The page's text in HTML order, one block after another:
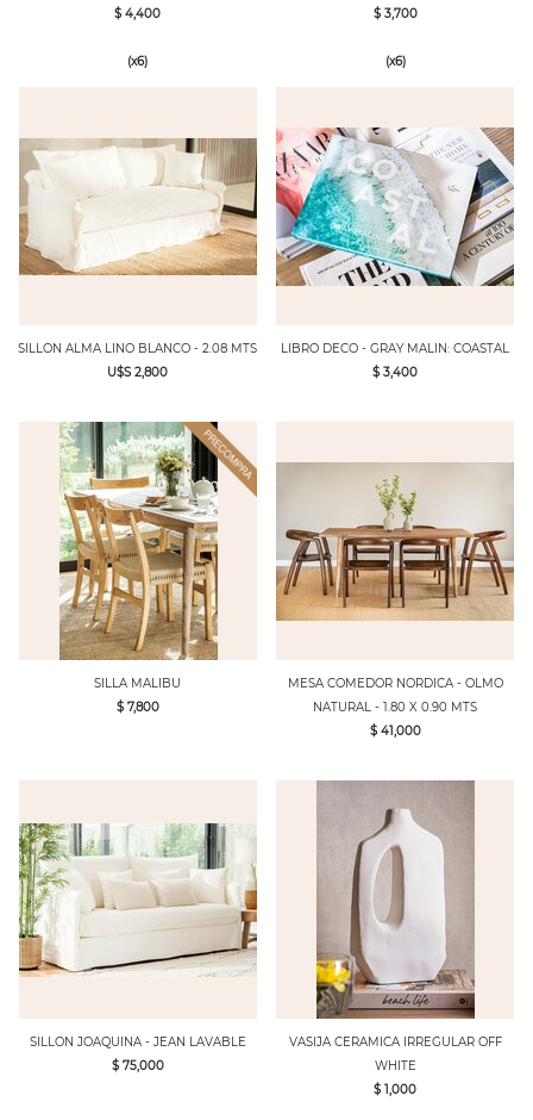
$ 4,400
(x6)
$ 3,700
(x6)
SILLON ALMA LINO BLANCO - 2.08 MTS
U$S 2,800
LIBRO DECO - GRAY MALIN: COASTAL
$ 3,400
SILLA MALIBU
$ 7,800
MESA COMEDOR NORDICA - OLMO
NATURAL - 1.80 X 0.90 MTS
$ 41,000
SILLON JOAQUINA - JEAN LAVABLE
$ 75,000
VASIJA CERAMICA IRREGULAR OFF
WHITE
$ 1,000